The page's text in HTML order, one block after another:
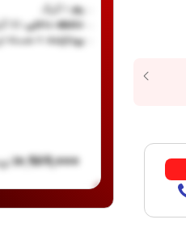
رم:
حافظه داخلی:
پردازنده:
۱۰,۹۸۹,۰۰۰